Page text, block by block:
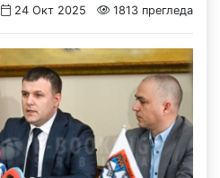
24 Окт 2025 1813 прегледа